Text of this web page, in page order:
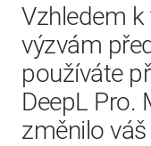
Vzhledem
výzvám
používáte
DeepL Pro.
změnilo